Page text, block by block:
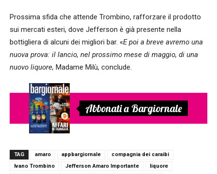
Prossima sfida che attende Trombino, rafforzare il prodotto
sui mercati esteri, dove Jefferson è già presente nella
bottigliera di alcuni dei migliori bar. «E poi a breve avremo una
nuova prova: il lancio, nel prossimo mese di maggio, di una
nuovo liquore, Madame Milù, conclude.
Abbonati a Bargiornale
TAG amaro appbargiornale
compagnia dei caraibi
Ivano Trombino
Jefferson Amaro Importante
liquore